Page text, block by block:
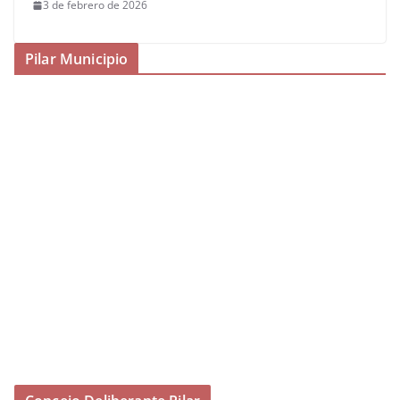
3 de febrero de 2026
Pilar Municipio